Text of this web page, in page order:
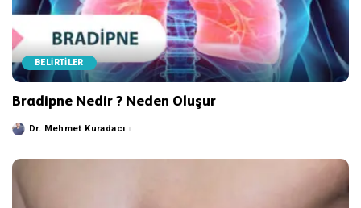
BELİRTİLER
Bradipne Nedir ? Neden Oluşur
PostedDr. Mehmet Kuradacı